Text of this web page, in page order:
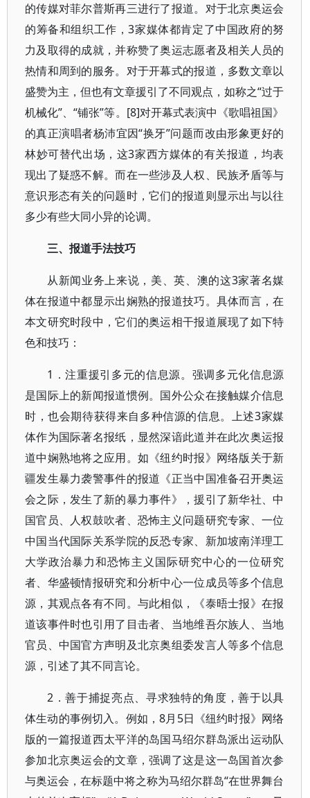
的传媒对菲尔普斯再三进行了报道。对于北京奥运会
的筹备和组织工作，3家媒体都肯定了中国政府的努
力及取得的成就，并称赞了奥运志愿者及相关人员的
热情和周到的服务。对于开幕式的报道，多数文章以
盛赞为主，但也有文章援引了不同观点，如称之“过于
机械化”、“铺张”等。[8]对开幕式表演中《歌唱祖国》
的真正演唱者杨沛宜因“换牙”问题而改由形象更好的
林妙可替代出场，这3家西方媒体的有关报道，均表
现出了疑惑不解。而在一些涉及人权、民族矛盾等与
意识形态有关的问题时，它们的报道则显示出与以往
多少有些大同小异的论调。
三、报道手法技巧
从新闻业务上来说，美、英、澳的这3家著名媒
体在报道中都显示出娴熟的报道技巧。具体而言，在
本文研究时段中，它们的奥运相干报道展现了如下特
色和技巧：
1．注重援引多元的信息源。强调多元化信息源
是国际上的新闻报道惯例。国外公众在接触媒介信息
时，也会期待获得来自多种信源的信息。上述3家媒
体作为国际著名报纸，显然深谙此道并在此次奥运报
道中娴熟地将之应用。如《纽约时报》网络版关于新
疆发生暴力袭警事件的报道《正当中国准备召开奥运
会之际，发生了新的暴力事件》，援引了新华社、中
国官员、人权鼓吹者、恐怖主义问题研究专家、一位
中国当代国际关系学院的反恐专家、新加坡南洋理工
大学政治暴力和恐怖主义国际研究中心的一位研究
者、华盛顿情报研究和分析中心一位成员等多个信息
源，其观点各有不同。与此相似，《泰晤士报》在报
道该事件时也引用了目击者、当地维吾尔族人、当地
官员、中国官方声明及北京奥组委发言人等多个信息
源，引述了其不同言论。
2．善于捕捉亮点、寻求独特的角度，善于以具
体生动的事例切入。例如，8月5日《纽约时报》网络
版的一篇报道西太平洋的岛国马绍尔群岛派出运动队
参加北京奥运会的文章，强调了这是这一岛国首次参
与奥运会，在标题中将之称为马绍尔群岛“在世界舞台